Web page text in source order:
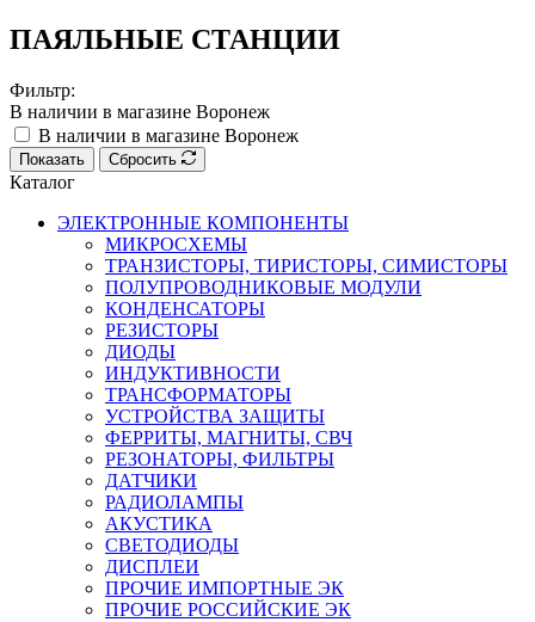
ПАЯЛЬНЫЕ СТАНЦИИ
Фильтр:
В наличии в магазине Воронеж
В наличии в магазине Воронеж
Показать Сбросить
Каталог
ЭЛЕКТРОННЫЕ КОМПОНЕНТЫ
МИКРОСХЕМЫ
ТРАНЗИСТОРЫ, ТИРИСТОРЫ, СИМИСТОРЫ
ПОЛУПРОВОДНИКОВЫЕ МОДУЛИ
КОНДЕНСАТОРЫ
РЕЗИСТОРЫ
ДИОДЫ
ИНДУКТИВНОСТИ
ТРАНСФОРМАТОРЫ
УСТРОЙСТВА ЗАЩИТЫ
ФЕРРИТЫ, МАГНИТЫ, СВЧ
РЕЗОНАТОРЫ, ФИЛЬТРЫ
ДАТЧИКИ
РАДИОЛАМПЫ
АКУСТИКА
СВЕТОДИОДЫ
ДИСПЛЕИ
ПРОЧИЕ ИМПОРТНЫЕ ЭК
ПРОЧИЕ РОССИЙСКИЕ ЭК